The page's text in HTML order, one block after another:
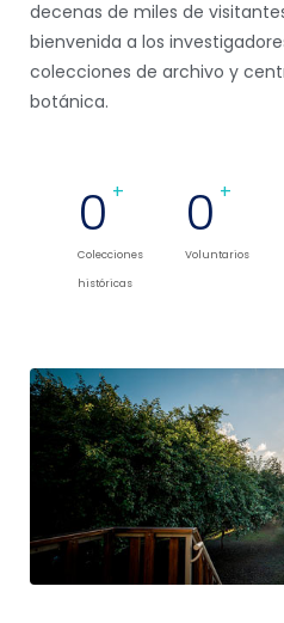
decenas de miles de
bienvenida a los
colecciones de archivo y
botánica.
0 +
Colecciones
históricas
0 +
Voluntarios